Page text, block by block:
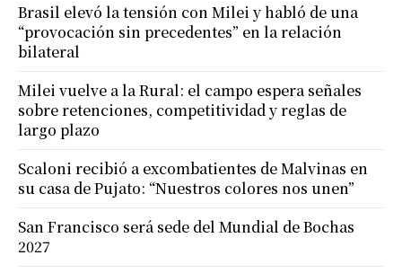
Brasil elevó la tensión con Milei y habló de una
“provocación sin precedentes” en la relación
bilateral
Milei vuelve a la Rural: el campo espera señales
sobre retenciones, competitividad y reglas de
largo plazo
Scaloni recibió a excombatientes de Malvinas en
su casa de Pujato: “Nuestros colores nos unen”
San Francisco será sede del Mundial de Bochas
2027